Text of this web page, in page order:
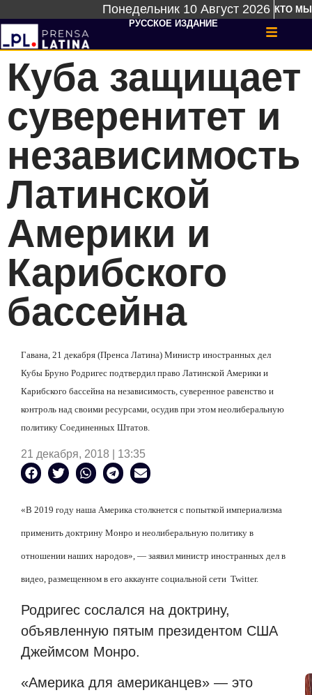
Понедельник 10 Август 2026 КТО МЫ
РУССКОЕ ИЗДАНИЕ
Куба защищает
суверенитет и
независимость
Латинской
Америки и
Карибского
бассейна
Гавана, 21 декабря (Пренса Латина) Министр иностранных дел
Кубы Бруно Родригес подтвердил право Латинской Америки и
Карибского бассейна на независимость, суверенное равенство и
контроль над своими ресурсами, осудив при этом неолиберальную
политику Соединенных Штатов.
21 декабря, 2018 | 13:35
«В 2019 году наша Америка столкнется с попыткой империализма
применить доктрину Монро и неолиберальную политику в
отношении наших народов», — заявил министр иностранных дел в
видео, размещенном в его аккаунте социальной сети Twitter.
Родригес сослался на доктрину,
объявленную пятым президентом США
Джеймсом Монро.
«Америка для американцев» — это